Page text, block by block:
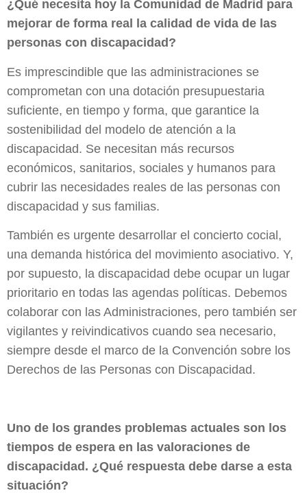
¿Qué necesita hoy la Comunidad de Madrid para
mejorar de forma real la calidad de vida de las
personas con discapacidad?
Es imprescindible que las administraciones se
comprometan con una dotación presupuestaria
suficiente, en tiempo y forma, que garantice la
sostenibilidad del modelo de atención a la
discapacidad. Se necesitan más recursos
económicos, sanitarios, sociales y humanos para
cubrir las necesidades reales de las personas con
discapacidad y sus familias.
También es urgente desarrollar el concierto cocial,
una demanda histórica del movimiento asociativo. Y,
por supuesto, la discapacidad debe ocupar un lugar
prioritario en todas las agendas políticas. Debemos
colaborar con las Administraciones, pero también ser
vigilantes y reivindicativos cuando sea necesario,
siempre desde el marco de la Convención sobre los
Derechos de las Personas con Discapacidad.
Uno de los grandes problemas actuales son los
tiempos de espera en las valoraciones de
discapacidad. ¿Qué respuesta debe darse a esta
situación?